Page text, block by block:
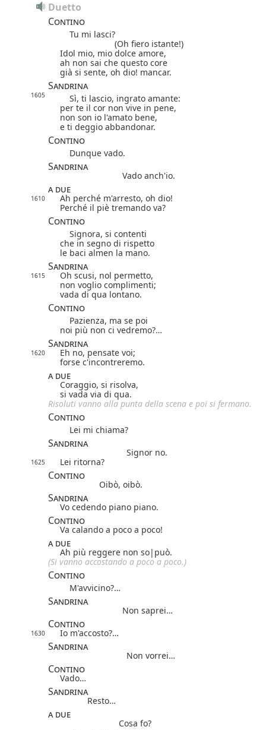
Duetto
Contino
Tu mi lasci?
(Oh fiero istante!)
Idol mio, mio dolce amore,
ah non sai che questo core
già si sente, oh dio! mancar.
Sandrina
1605
Sì, ti lascio, ingrato amante:
per te il cor non vive in pene,
non son io l'amato bene,
e ti deggio abbandonar.
Contino
Dunque vado.
Sandrina
Vado anch'io.
a due
1610
Ah perché m'arresto, oh dio!
Perché il piè tremando va?
Contino
Signora, si contenti
che in segno di rispetto
le baci almen la mano.
Sandrina
1615
Oh scusi, nol permetto,
non voglio complimenti;
vada di qua lontano.
Contino
Pazienza, ma se poi
noi più non ci vedremo?…
Sandrina
1620
Eh no, pensate voi;
forse c'incontreremo.
a due
Coraggio, si risolva,
si vada via di qua.
Risoluti vanno alla punta della scena e poi si fermano.
Contino
Lei mi chiama?
Sandrina
Signor no.
1625 Lei ritorna?
Contino
Oibò, oibò.
Sandrina
Vo cedendo piano piano.
Contino
Va calando a poco a poco!
a due
Ah più reggere non so| può.
(Si vanno accostando a poco a poco.)
Contino
M'avvicino?…
Sandrina
Non saprei…
Contino
1630 Io m'accosto?…
Sandrina
Non vorrei…
Contino
Vado…
Sandrina
Resto…
a due
Cosa fo?